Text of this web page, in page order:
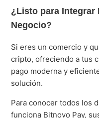
¿Listo para Integrar
Negocio?
Si eres un comercio y
cripto, ofreciendo a tus
pago moderna y
solución.
Para conocer todos los
funciona Bitnovo Pay,